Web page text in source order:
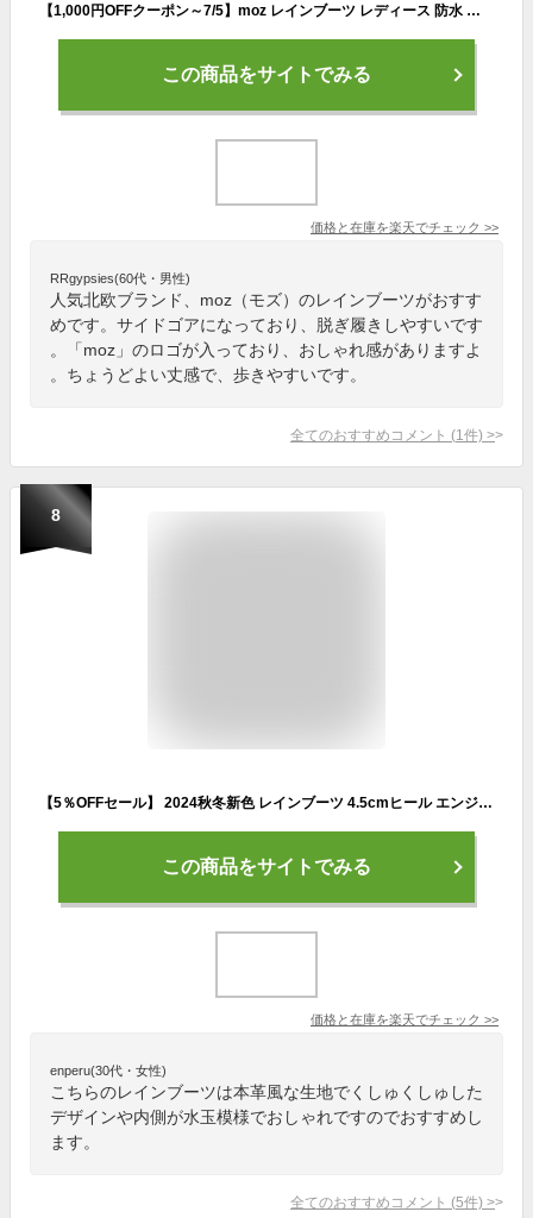
【1,000円OFFクーポン～7/5】moz レインブーツ レディース 防水 レインシューズ サイドゴア ラバー ショートブーツ スノーブーツ 雨靴 通勤 通学 雨 雪 晴雨兼用 ナチュラル 普段使い シンプル ガーリー おしゃれ かわいい 履きやすい 軽量 蒸れにくい 黒色 茶色 女性用 靴
この商品をサイトでみる
価格と在庫を楽天でチェック >>
RRgypsies(60代・男性)
人気北欧ブランド、moz（モズ）のレインブーツがおすす
めです。サイドゴアになっており、脱ぎ履きしやすいです
。「moz」のロゴが入っており、おしゃれ感がありますよ
。ちょうどよい丈感で、歩きやすいです。
全てのおすすめコメント (1 件) >
8
【5％OFFセール】 2024秋冬新色 レインブーツ 4.5cmヒール エンジニアブーツ ALETTA レディース 春 秋 冬 ショート ブーツ 軽量 オシャレ くしゅくしゅ 防水 晴雨兼用 外反母趾 甲高 幅広 長靴 防滑 抗菌 防臭 エナメル 本革風 スムース 送料無料 ※沖縄除く アレッタ
この商品をサイトでみる
価格と在庫を楽天でチェック >>
enperu(30代・女性)
こちらのレインブーツは本革風な生地でくしゅくしゅした
デザインや内側が水玉模様でおしゃれですのでおすすめし
ます。
全てのおすすめコメント (5件) >